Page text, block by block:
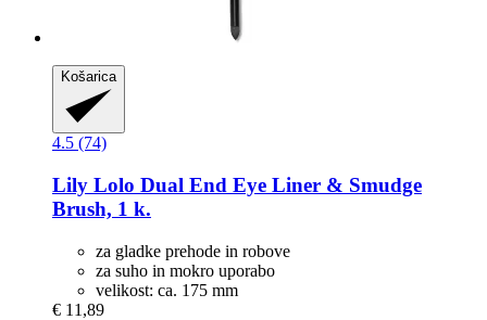
Košarica
4.5 (74)
Lily Lolo Dual End Eye Liner & Smudge
Brush, 1 k.
za gladke prehode in robove
za suho in mokro uporabo
velikost: ca. 175 mm
€ 11,89